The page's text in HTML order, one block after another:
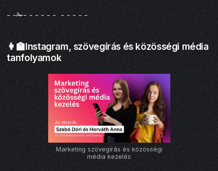
- -✁- - - - - - - - - - -
👩‍🏫Instagram, szövegírás és közösségi média
tanfolyamok
Marketing szövegírás és közösségi
média kezelés